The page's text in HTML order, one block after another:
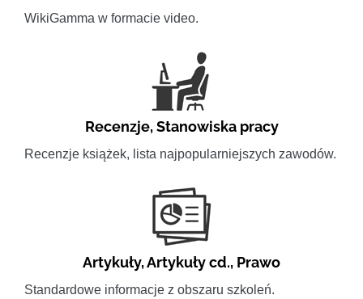
WikiGamma w formacie video.
Recenzje,Stanowiska pracy
Recenzje książek, lista najpopularniejszych zawodów.
Artykuły,Artykuły cd., Prawo
Standardowe informacje z obszaru szkoleń.